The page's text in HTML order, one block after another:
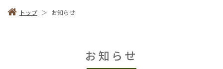
トップ ＞ お知らせ
お知らせ